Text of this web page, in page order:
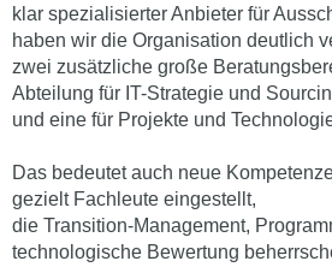
klar spezialisierter Anbieter für
haben wir die Organisation deutlich
zwei zusätzliche große
Abteilung für IT-Strategie und
und eine für Projekte und
Das bedeutet auch neue
gezielt Fachleute eingestellt,
die Transition-Management,
technologische Bewertung